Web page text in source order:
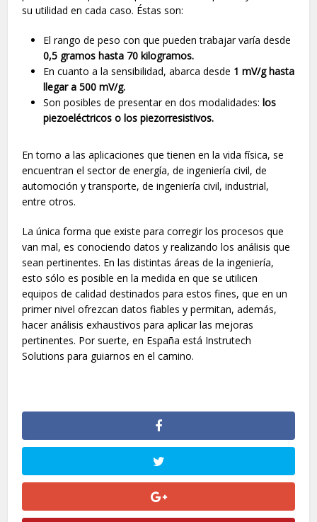
su utilidad en cada caso. Éstas son:
El rango de peso con que pueden trabajar varía desde
0,5 gramos hasta 70 kilogramos.
En cuanto a la sensibilidad, abarca desde 1 mV/g hasta
llegar a 500 mV/g.
Son posibles de presentar en dos modalidades:los
piezoeléctricos o los piezorresistivos.
En torno a las aplicaciones que tienen en la vida física, se
encuentran el sector de energía, de ingeniería civil, de
automoción y transporte, de ingeniería civil, industrial,
entre otros.
La única forma que existe para corregir los procesos que
van mal, es conociendo datos y realizando los análisis que
sean pertinentes. En las distintas áreas de la ingeniería,
esto sólo es posible en la medida en que se utilicen
equipos de calidad destinados para estos fines, que en un
primer nivel ofrezcan datos fiables y permitan, además,
hacer análisis exhaustivos para aplicar las mejoras
pertinentes. Por suerte, en España está Instrutech
Solutions para guiarnos en el camino.